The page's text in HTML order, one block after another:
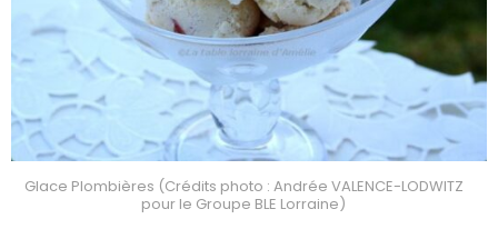
Glace Plombières (Crédits photo : Andrée VALENCE-LODWITZ
pour le Groupe BLE Lorraine)